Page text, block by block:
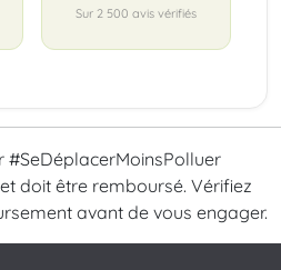
Sur 2 500 avis vérifiés
#SeDéplacerMoinsPolluer
doit être remboursé. Vérifiez
avant de vous engager.